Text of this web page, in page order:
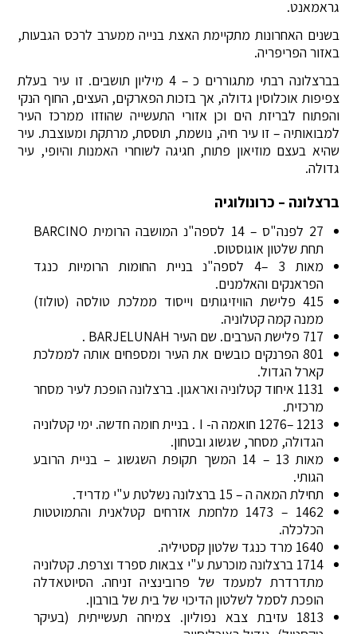
גראמאנט.
בשנים האחרונות מתקיימת האצת בנייה ממערב לרכס הגבעות,
באזור הפריפריה.
בברצלונה רבתי מתגוררים כ – 4 מיליון תושבים. זו עיר בעלת
צפיפות אוכלוסין גדולה, אך בזכות הפארקים, העצים, החוף הנקי
והפתוח לבריזת הים וכן אזורי התעשייה שהוזזו ממרכז העיר
למבואותיה – זו עיר חיה, נושמת, תוססת, מרתקת ומעוצבת. עיר
שהיא בעצם מוזיאון פתוח, חגיגה לשוחרי האמנות והיופי, עיר
גדולה.
ברצלונה – כרונולוגיה
27 לפנה"ס – 14 לספה"נ המושבה הרומית BARCINO
תחת שלטון אוגוסטוס.
מאות 3 –4 לספה"נ בניית החומות הרומיות כנגד
הפראנקים והאלמנים.
415 פלישת הוויזיגותים וייסוד ממלכת טולסה (טולוז)
ממנה קמה קטלוניה.
717 פלישת הערבים. שם העיר BARJELUNAH .
801 הפרנקים כובשים את העיר ומספחים אותה לממלכת
קארל הגדול.
1131 איחוד קטלוניה ואראגון. ברצלונה הופכת לעיר מסחר
מרכזית.
1213 –1276 חואמה ה- I . בניית חומה חדשה. ימי קטלוניה
הגדולה, מסחר, שגשוג ובטחון.
מאות 13 – 14 המשך תקופת השגשוג – בניית הרובע
הגותי.
תחילת המאה ה – 15 ברצלונה נשלטת ע"י מדריד.
1462 – 1473 מלחמת אזרחים קטלאנית והתמוטטות
הכלכלה.
1640 מרד כנגד שלטון קסטיליה.
1714 ברצלונה מוכרעת ע"י צבאות ספרד וצרפת. קטלוניה
מתדרדרת למעמד של פרובינציה זניחה. הסיוטאדלה
הופכת לסמל לשלטון הדיכוי של בית של בורבון.
1813 עזיבת צבא נפוליון. צמיחה תעשייתית (בעיקר